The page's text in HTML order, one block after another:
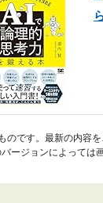
です。最新の内容を
ージョンによっては